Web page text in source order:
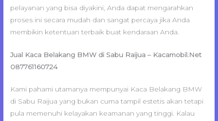
pelayanan yang bisa diyakini, Anda dapat mengarahkan
proses ini secara mudah dan sangat percaya jika Anda
membikin ketentuan terbaik buat kendaraan Anda.
Jual Kaca Belakang BMW di Sabu Raijua – Kacamobil.Net
087761160724
Kami pahami utamanya mempunyai Kaca Belakang BMW
di Sabu Raijua yang bukan cuma tampil estetis akan tetapi
pula memenuhi kelayakan keamanan yang tinggi. Kalau